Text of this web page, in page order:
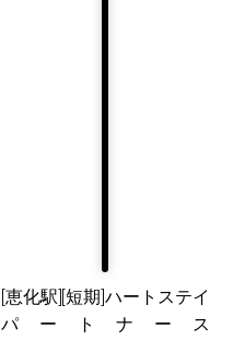
[恵化駅][短期]ハートステイ
パートナース